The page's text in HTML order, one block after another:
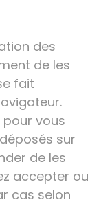
des
de les
fait
vous
sur
de les
accepter ou
cas selon